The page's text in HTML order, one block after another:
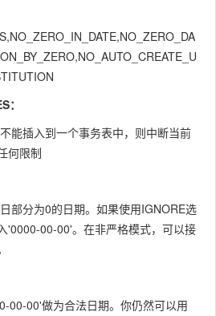
：
能插入到一个事务表中，则中断当前
何限制
部分为0的日期。如果使用IGNORE选
'0000-00-00'。在非严格模式，可以接
00-00'做为合法日期。你仍然可以用